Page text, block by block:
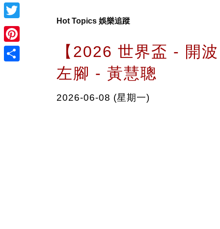
Facebook
Twitter
Pinterest
Hot Topics 娛樂追蹤
【2026 世界盃 - 開
左腳 - 黃慧聰
2026-06-08 (星期一)